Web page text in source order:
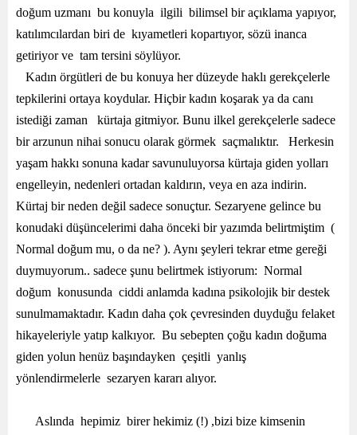
doğum uzmanı bu konuyla ilgili bilimsel bir açıklama yapıyor,
katılımcılardan biri de kıyametleri kopartıyor, sözü inanca
getiriyor ve tam tersini söylüyor.
Kadın örgütleri de bu konuya her düzeyde haklı gerekçelerle
tepkilerini ortaya koydular. Hiçbir kadın koşarak ya da canı
istediği zaman kürtaja gitmiyor. Bunu ilkel gerekçelerle sadece
bir arzunun nihai sonucu olarak görmek saçmalıktır. Herkesin
yaşam hakkı sonuna kadar savunuluyorsa kürtaja giden yolları
engelleyin, nedenleri ortadan kaldırın, veya en aza indirin.
Kürtaj bir neden değil sadece sonuçtur. Sezaryene gelince bu
konudaki düşüncelerimi daha önceki bir yazımda belirtmiştim (
Normal doğum mu, o da ne? ). Aynı şeyleri tekrar etme gereği
duymuyorum.. sadece şunu belirtmek istiyorum: Normal
doğum konusunda ciddi anlamda kadına psikolojik bir destek
sunulmamaktadır. Kadın daha çok çevresinden duyduğu felaket
hikayeleriyle yatıp kalkıyor. Bu sebepten çoğu kadın doğuma
giden yolun henüz başındayken çeşitli yanlış
yönlendirmelerle sezaryen kararı alıyor.
Aslında hepimiz birer hekimiz (!) ,bizi bize kimsenin